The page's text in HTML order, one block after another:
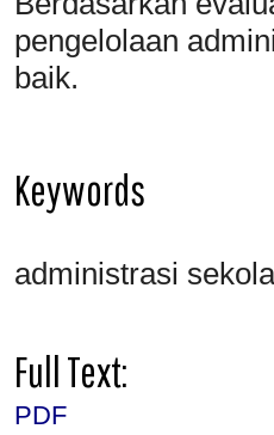
pengelolaan
baik.
Keywords
administrasi
Full Text:
PDF